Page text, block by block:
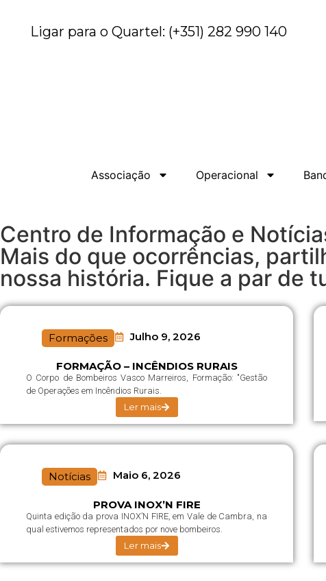
Ligar para o Quartel: (+351) 282 990 140
Associação Operacional
Centro de Informação e
Mais do que ocorrências,
nossa história. Fique a par de
Formações Julho 9, 2026
FORMAÇÃO – INCÊNDIOS RURAIS
O Corpo de Bombeiros Vasco Marreiros, Formação: "Gestão
de Operações em Incêndios Rurais.
Ler mais
Notícias Maio 6, 2026
PROVA INOX’N FIRE
Quinta edição da prova INOX’N FIRE, em Vale de Cambra, na
qual estivemos representados por nove bombeiros.
Ler mais